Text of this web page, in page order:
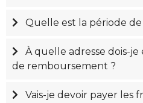
Quelle est la période
À quelle adresse dois-
de remboursement ?
Vais-je devoir payer les